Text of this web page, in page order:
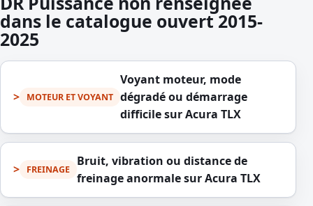
dans le catalogue ouvert 2015-
2025
MOTEUR ET VOYANT
Voyant moteur, mode
dégradé ou démarrage
difficile sur Acura TLX
FREINAGE
Bruit, vibration ou distance de
freinage anormale sur Acura TLX